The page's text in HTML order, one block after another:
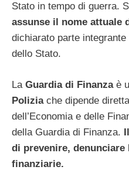
Stato in tempo di guerra.
assunse il nome attuale
dichiarato parte
dello Stato.
La Guardia di Finanzaè
Poliziache dipende
dell’Economia e delle
della Guardia di Finanza.
di prevenire,
finanziarie.